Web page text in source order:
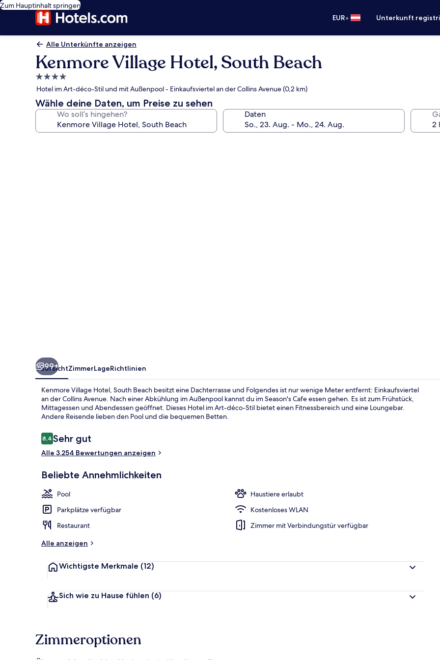
Zum Hauptinhalt springen
EUR• Unterkunft
Alle Unterkünfte anzeigen
Kenmore Village Hotel, South Beach
4.0-
Sterne-
Unterkunft
Hotel im Art-déco-Stil und mit Außenpool - Einkaufsviertel an der Collins Avenue (0,2 km)
Wähle deine Daten, um Preise zu sehen
Wo soll’s hingehen? Daten
99+
ÜbersichtZimmerLageRichtlinien
Kenmore Village Hotel, South Beach besitzt eine Dachterrasse und Folgendes ist nur wenige Meter entfernt: Einkaufsviertel
an der Collins Avenue. Nach einer Abkühlung im Außenpool kannst du im Season's Cafe essen gehen. Es ist zum Frühstück,
Mittagessen und Abendessen geöffnet. Dieses Hotel im Art-déco-Stil bietet einen Fitnessbereich und eine Loungebar.
Andere Reisende lieben den Pool und die bequemen Betten.
Bewertungen
8,48,4 von 10.
Sehr gut
Alle 3.254 Bewertungen anzeigen
Beliebte Annehmlichkeiten
Pool
Haustiere erlaubt
Parkplätze verfügbar
Kostenloses WLAN
Restaurant
Zimmer mit Verbindungstür verfügbar
Alle anzeigen
Wichtigste Merkmale (12)
Sich wie zu Hause fühlen (6)
Zimmeroptionen